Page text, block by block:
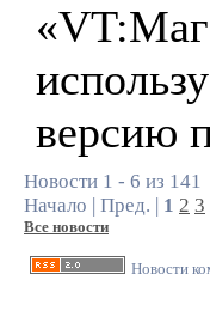
версию
Новости 1 - 6 из 141
Начало | Пред. | 1 2 3
Все новости
Новости